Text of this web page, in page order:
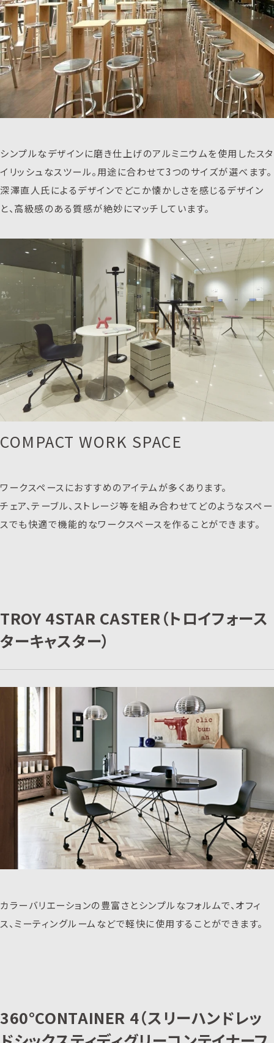
シンプルなデザインに磨き仕上げのアルミニウムを使用したスタ
イリッシュなスツール。用途に合わせて3つのサイズが選べます。
深澤直人氏によるデザインでどこか懐かしさを感じるデザイン
と、高級感のある質感が絶妙にマッチしています。
COMPACT WORK SPACE
ワークスペースにおすすめのアイテムが多くあります。
チェア、テーブル、ストレージ等を組み合わせてどのようなスペー
スでも快適で機能的なワークスペースを作ることができます。
TROY 4STAR CASTER（トロイフォース
ターキャスター）
カラーバリエーションの豊富さとシンプルなフォルムで、オフィ
ス、ミーティングルームなどで軽快に使用することができます。
360°CONTAINER 4（スリーハンドレッ